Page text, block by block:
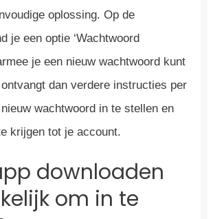
oplossing. Op de
je een optie ‘Wachtwoord
je een nieuw wachtwoord kunt
dan verdere instructies per
wachtwoord in te stellen en
krijgen tot je account.
downloaden
om in te